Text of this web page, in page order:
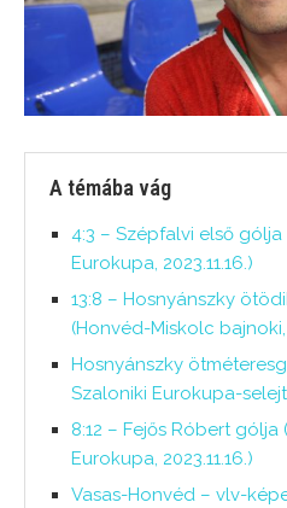
A témába vág
4:3 – Szépfalvi első gólja
Eurokupa, 2023.11.16.)
13:8 – Hosnyánszky
(Honvéd-Miskolc bajnoki,
Hosnyánszky
Szaloniki Eurokupa-
8:12 – Fejős Róbert gólja
Eurokupa, 2023.11.16.)
Vasas-Honvéd – vlv-